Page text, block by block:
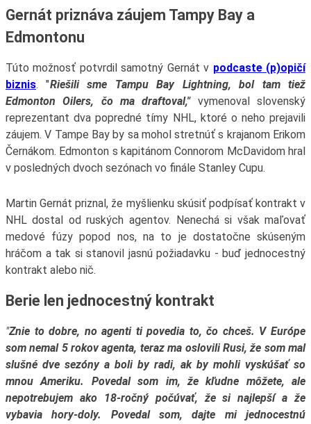
Gernát priznáva záujem Tampy Bay a
Edmontonu
Túto možnosť potvrdil samotný Gernát v podcaste (p)opičí
biznis. "Riešili sme Tampu Bay Lightning, bol tam tiež
Edmonton Oilers, čo ma draftoval,"vymenoval slovenský
reprezentant dva popredné tímy NHL, ktoré o neho prejavili
záujem. V Tampe Bay by sa mohol stretnúť s krajanom Erikom
Černákom. Edmonton s kapitánom Connorom McDavidom hral
v posledných dvoch sezónach vo finále Stanley Cupu.
Martin Gernát priznal, že myšlienku skúsiť podpísať kontrakt v
NHL dostal od ruských agentov. Nenechá si však maľovať
medové fúzy popod nos, na to je dostatočne skúseným
hráčom a tak si stanovil jasnú požiadavku - buď jednocestný
kontrakt alebo nič.
Berie len jednocestný kontrakt
"Znie to dobre, no agenti ti povedia to, čo chceš. V Európe
som nemal 5 rokov agenta, teraz ma oslovili Rusi, že som mal
slušné dve sezóny a boli by radi, ak by mohli vyskúšať so
mnou Ameriku. Povedal som im, že kľudne môžete, ale
nepotrebujem ako 18-ročný počúvať, že si najlepší a že
vybavia hory-doly. Povedal som, dajte mi jednocestnú